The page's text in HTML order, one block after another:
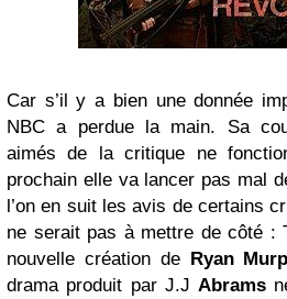
Car s’il y a bien une donnée
NBC a perdue la main. Sa
aimés de la critique ne
prochain elle va lancer pas mal
l’on en suit les avis de certains
ne serait pas à mettre de côté :
nouvelle création de Ryan
drama produit par J.J Abrams